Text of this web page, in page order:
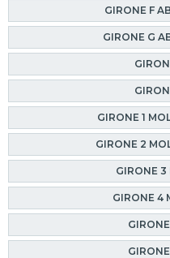
GIRONE F
GIRONE G
GIRONE 1
GIRONE 2
GIRONE 3
GIRONE 4